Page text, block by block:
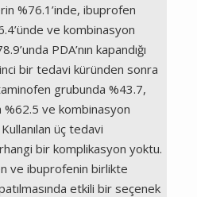
%76.1’inde, ibuprofen
ve kombinasyon
PDA’nın kapandığı
bir tedavi küründen sonra
grubunda %43.7,
ve kombinasyon
üç tedavi
bir komplikasyon yoktu.
ve ibuprofenin birlikte
etkili bir seçenek